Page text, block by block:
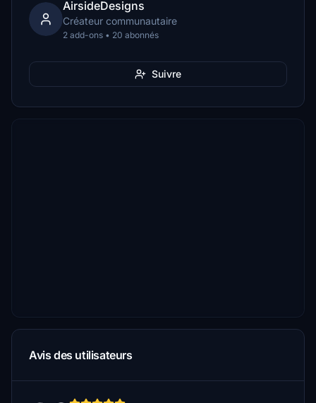
AirsideDesigns
Créateur communautaire
2 add-ons • 20 abonnés
Suivre
Avis des utilisateurs